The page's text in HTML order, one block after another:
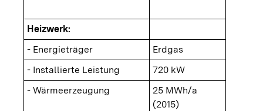
Heizwerk:
- Energieträger
Erdgas
- Installierte Leistung
720 kW
- Wärmeerzeugung
25 MWh/a
(2015)